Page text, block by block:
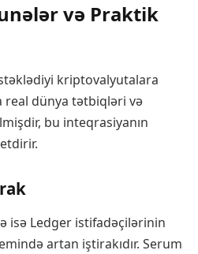
və Praktik
kriptovalyutalara
real dünya tətbiqləri və
bu inteqrasiyanın
isə Ledger istifadəçilərinin
artan iştirakıdır. Serum